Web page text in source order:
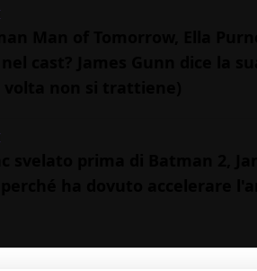
Man of Tomorrow, Ella
cast? James Gunn dice la
non si trattiene)
svelato prima di Batman 2,
ha dovuto accelerare